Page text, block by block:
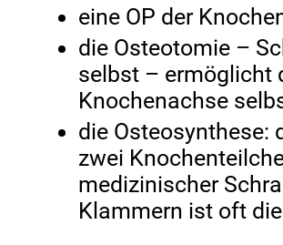
eine OP der
die Osteotomie –
selbst – ermöglicht
Knochenachse
die Osteosynthese:
zwei
medizinischer
Klammern ist oft